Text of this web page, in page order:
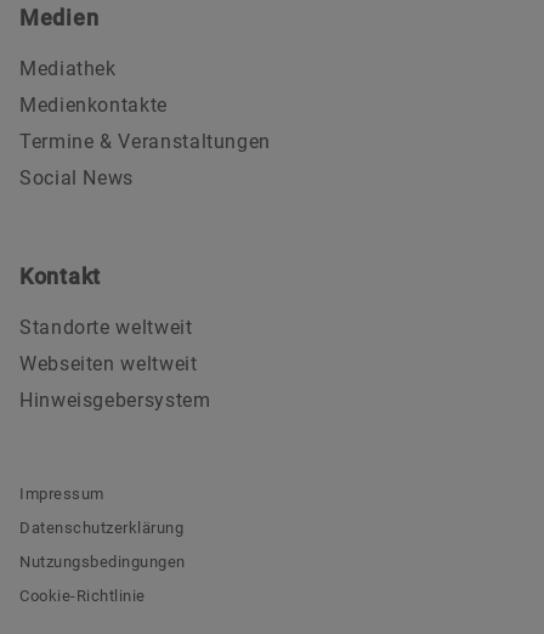
Medien
Mediathek
Medienkontakte
Termine & Veranstaltungen
Social News
Kontakt
Standorte weltweit
Webseiten weltweit
Hinweisgebersystem
Impressum
Datenschutzerklärung
Nutzungsbedingungen
Cookie-Richtlinie